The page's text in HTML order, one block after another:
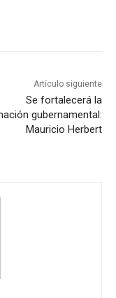
Artículo siguiente
Se fortalecerá la
gubernamental:
Mauricio Herbert